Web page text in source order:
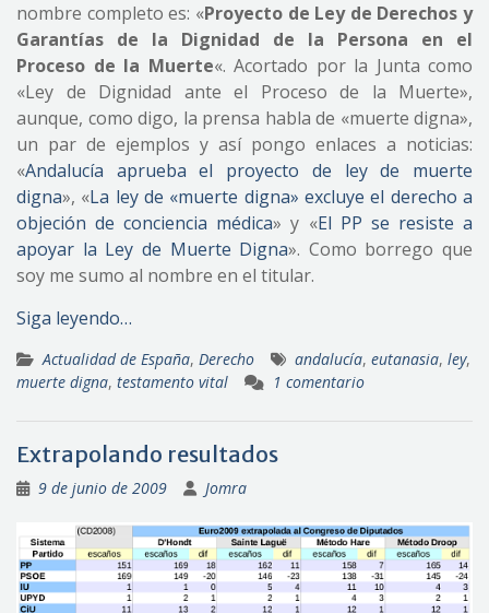
nombre completo es: «Proyecto de Ley de Derechos y
Garantías de la Dignidad de la Persona en el
Proceso de la Muerte«. Acortado por la Junta como
«Ley de Dignidad ante el Proceso de la Muerte»,
aunque, como digo, la prensa habla de «muerte digna»,
un par de ejemplos y así pongo enlaces a noticias:
«Andalucía aprueba el proyecto de ley de muerte
digna», «La ley de «muerte digna» excluye el derecho a
objeción de conciencia médica» y «El PP se resiste a
apoyar la Ley de Muerte Digna». Como borrego que
soy me sumo al nombre en el titular.
Siga leyendo…
Actualidad de España, Derecho andalucía, eutanasia, ley,
muerte digna, testamento vital 1 comentario
Extrapolando resultados
9 de junio de 2009 Jomra